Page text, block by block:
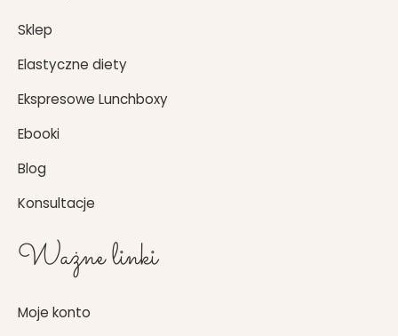
Sklep
Elastyczne diety
Ekspresowe Lunchboxy
Ebooki
Blog
Konsultacje
Ważne linki
Moje konto